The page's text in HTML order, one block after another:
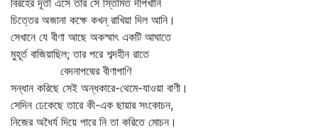
বিরহের দূতী এসে তার সে স্তিমিত দীপখানি
চিত্তের অজানা কক্ষে কখন্‌ রাখিয়া দিল আনি।
সেখানে যে বীণা আছে অকস্মাৎ একটি আঘাতে
মুহূর্ত বাজিয়াছিল; তার পরে শব্দহীন রাতে
বেদনাপদ্মের বীণাপাণি
সন্ধান করিছে সেই অন্ধকারে-থেমে-যাওয়া বাণী।
সেদিন ঢেকেছে তারে কী-এক ছায়ার সংকোচন,
নিজের অধৈর্য দিয়ে পারে নি তা করিতে মোচন।